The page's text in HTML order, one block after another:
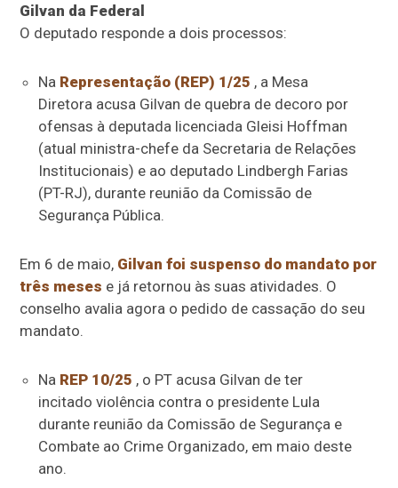
Gilvan da Federal
O deputado responde a dois processos:
Na Representação (REP) 1/25 , a Mesa
Diretora acusa Gilvan de quebra de decoro por
ofensas à deputada licenciada Gleisi Hoffman
(atual ministra-chefe da Secretaria de Relações
Institucionais) e ao deputado Lindbergh Farias
(PT-RJ), durante reunião da Comissão de
Segurança Pública.
Em 6 de maio, Gilvan foi suspenso do mandato por
três meses e já retornou às suas atividades. O
conselho avalia agora o pedido de cassação do seu
mandato.
Na REP 10/25 , o PT acusa Gilvan de ter
incitado violência contra o presidente Lula
durante reunião da Comissão de Segurança e
Combate ao Crime Organizado, em maio deste
ano.